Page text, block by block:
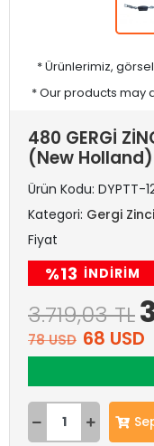
* Ürünlerimiz,
* Our products may
480 GERGİ
(New
Ürün Kodu: DYPTT-
Kategori: Gergi
Fiyat
%13 INDIRIM
3.719,03 TL
78 USD 68 USD